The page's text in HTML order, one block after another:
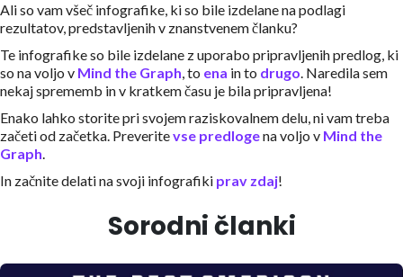
Ali so vam všeč infografike, ki so bile izdelane na podlagi
rezultatov, predstavljenih v znanstvenem članku?
Te infografike so bile izdelane z uporabo pripravljenih predlog, ki
so na voljo v Mind the Graph, to ena in to drugo. Naredila sem
nekaj sprememb in v kratkem času je bila pripravljena!
Enako lahko storite pri svojem raziskovalnem delu, ni vam treba
začeti od začetka. Preveritevse predlogena voljo v Mind the
Graph.
In začnite delati na svoji infografiki prav zdaj!
Sorodni članki